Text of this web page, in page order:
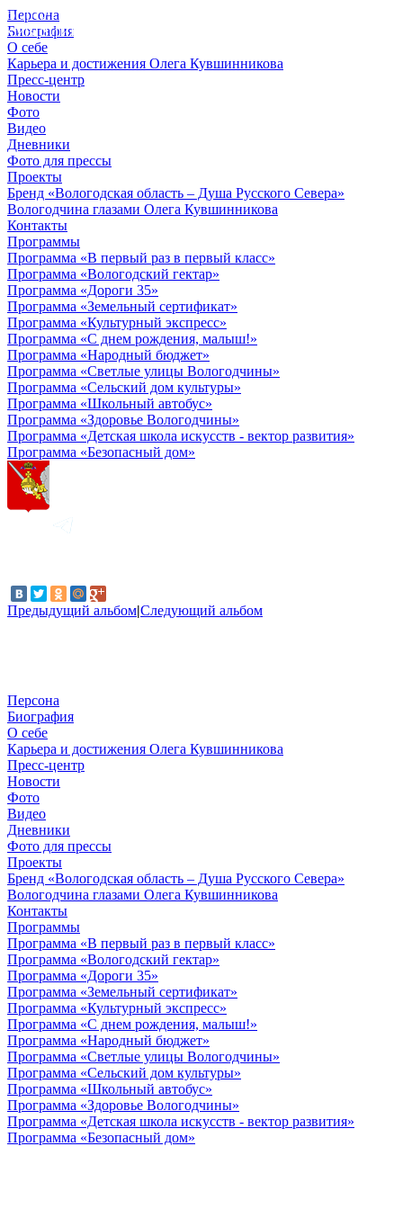
Персона
Биография
О себе
Карьера и достижения Олега Кувшинникова
Пресс-центр
Новости
Фото
Видео
Дневники
Фото для прессы
Проекты
Бренд «Вологодская область – Душа Русского Севера»
Вологодчина глазами Олега Кувшинникова
Контакты
Программы
Программа «В первый раз в первый класс»
Программа «Вологодский гектар»
Программа «Дороги 35»
Программа «Земельный сертификат»
Программа «Культурный экспресс»
Программа «С днем рождения, малыш!»
Программа «Народный бюджет»
Программа «Светлые улицы Вологодчины»
Программа «Сельский дом культуры»
Программа «Школьный автобус»
Программа «Здоровье Вологодчины»
Программа «Детская школа искусств - вектор развития»
Программа «Безопасный дом»
Предыдущий альбом|Следующий альбом
© 2012 - 2023,
КУВШИННИКОВ О.А.
Персона
Биография
О себе
Карьера и достижения Олега Кувшинникова
Пресс-центр
Новости
Фото
Видео
Дневники
Фото для прессы
Проекты
Бренд «Вологодская область – Душа Русского Севера»
Вологодчина глазами Олега Кувшинникова
Контакты
Программы
Программа «В первый раз в первый класс»
Программа «Вологодский гектар»
Программа «Дороги 35»
Программа «Земельный сертификат»
Программа «Культурный экспресс»
Программа «С днем рождения, малыш!»
Программа «Народный бюджет»
Программа «Светлые улицы Вологодчины»
Программа «Сельский дом культуры»
Программа «Школьный автобус»
Программа «Здоровье Вологодчины»
Программа «Детская школа искусств - вектор развития»
Программа «Безопасный дом»